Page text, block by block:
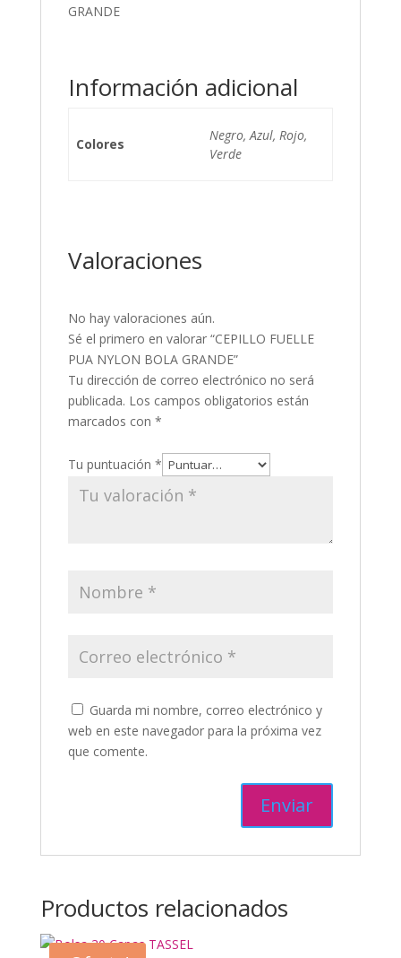
GRANDE
Información adicional
Colores
Negro, Azul, Rojo,
Verde
Valoraciones
No hay valoraciones aún.
Sé el primero en valorar “CEPILLO FUELLE
PUA NYLON BOLA GRANDE”
Tu dirección de correo electrónico no será
publicada. Los campos obligatorios están
marcados con *
Tu puntuación *
Guarda mi nombre, correo electrónico y
web en este navegador para la próxima vez
que comente.
Productos relacionados